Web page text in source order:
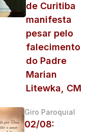
de Curitiba
manifesta
pesar pelo
falecimento
do Padre
Marian
Litewka, CM
Giro Paroquial
02/08: